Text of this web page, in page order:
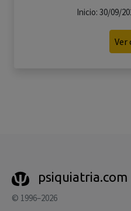
Inicio: 30/09/
Ver
psiquiatria.com
© 1996–2026